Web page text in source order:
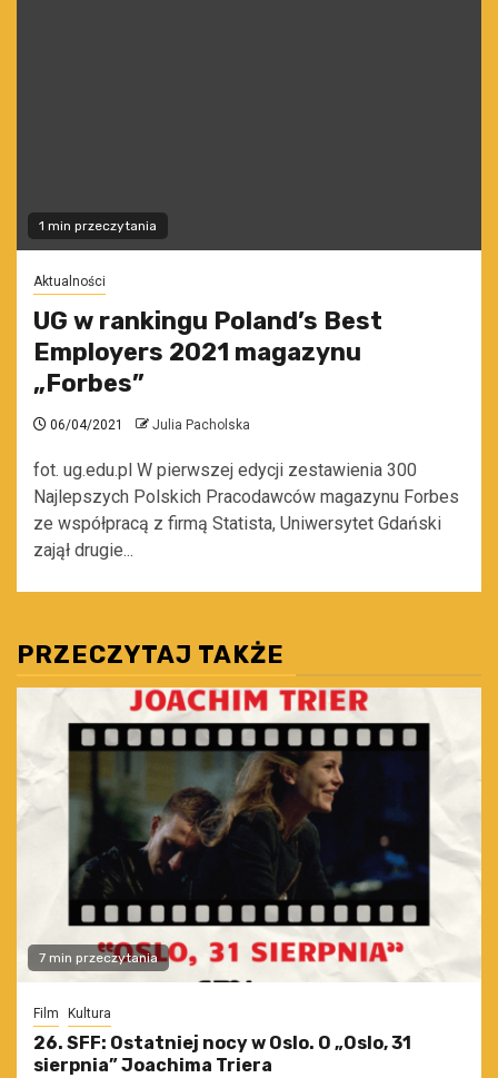
1 min przeczytania
Aktualności
UG w rankingu Poland’s Best
Employers 2021 magazynu
„Forbes”
06/04/2021 Julia Pacholska
fot. ug.edu.pl W pierwszej edycji zestawienia 300
Najlepszych Polskich Pracodawców magazynu Forbes
ze współpracą z firmą Statista, Uniwersytet Gdański
zajął drugie...
PRZECZYTAJ TAKŻE
7 min przeczytania
Film Kultura
26. SFF: Ostatniej nocy w Oslo. O „Oslo, 31
sierpnia” Joachima Triera